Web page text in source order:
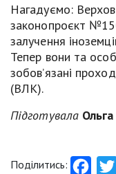
Нагадуємо:
законопроєкт
залучення
Тепер вони та
зобов’язані
(ВЛК).
Підготувала
Поділитись: